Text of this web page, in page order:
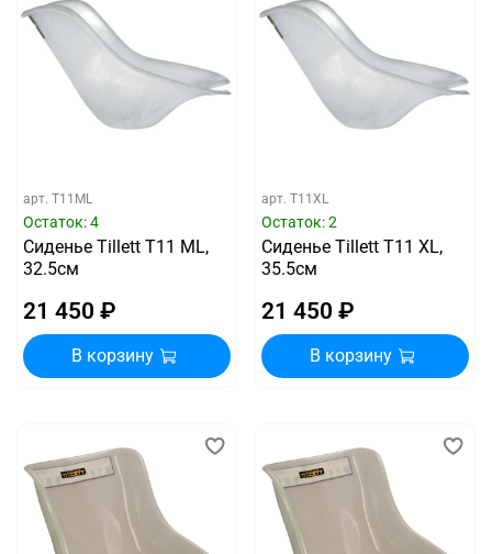
арт. T11ML
Остаток: 4
Сиденье Tillett T11 ML,
32.5см
21 450 ₽
В корзину
арт. T11XL
Остаток: 2
Сиденье Tillett T11 XL,
35.5см
21 450 ₽
В корзину